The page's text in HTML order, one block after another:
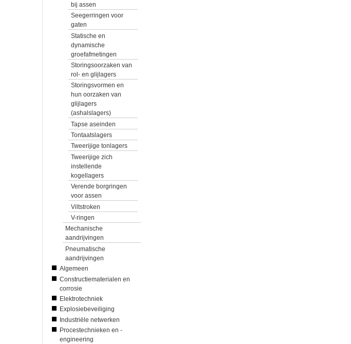
bij assen
Seegerringen voor
gaten
Statische en
dynamische
groefafmetingen
Storingsoorzaken van
rol- en glijlagers
Storingsvormen en
hun oorzaken van
glijlagers
(ashalslagers)
Tapse aseinden
Tontaatslagers
Tweerijige tonlagers
Tweerijige zich
instellende
kogellagers
Verende borgringen
voor assen
Viltstroken
V-ringen
Mechanische
aandrijvingen
Pneumatische
aandrijvingen
Algemeen
Constructiematerialen en
corrosie
Elektrotechniek
Explosiebeveiliging
Industriële netwerken
Procestechnieken en -
engineering